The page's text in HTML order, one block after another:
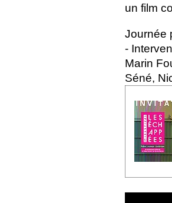
un film
Journée
-
Marin
Séné,